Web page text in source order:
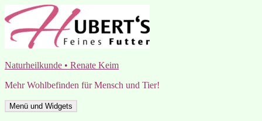
Zum
Inhalt
springen
Naturheilkunde • Renate Keim
Mehr Wohlbefinden für Mensch und Tier!
Menü und Widgets